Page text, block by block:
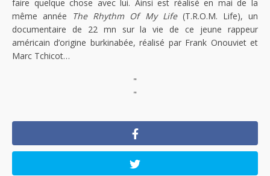
faire quelque chose avec lui. Ainsi est réalisé en mai de la
même année The Rhythm Of My Life(T.R.O.M. Life), un
documentaire de 22 mn sur la vie de ce jeune rappeur
américain d’origine burkinabée, réalisé par Frank Onouviet et
Marc Tchicot…
"
"